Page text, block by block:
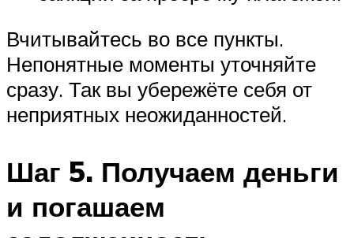
Вчитывайтесь во все пункты.
Непонятные моменты уточняйте
сразу. Так вы убережёте себя от
неприятных неожиданностей.
Шаг 5. Получаем деньги
и погашаем